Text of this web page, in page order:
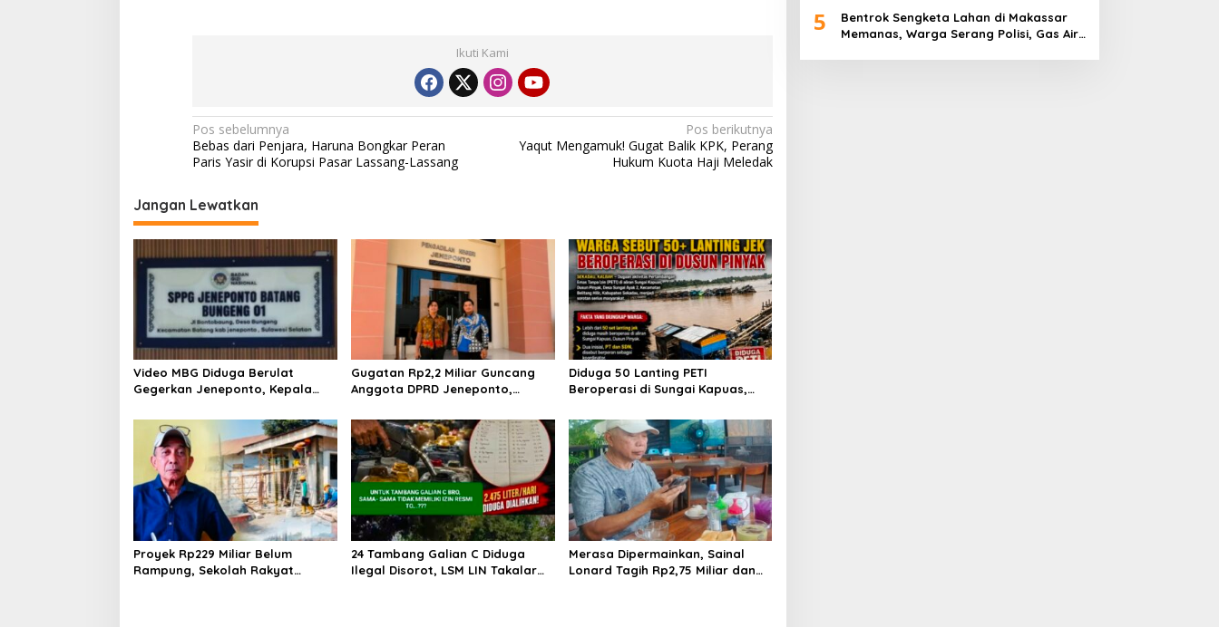
Ikuti Kami
N
a
i
g
a
s
i
p
o
s
Pos sebelumnya
Bebas dari Penjara, Haruna Bongkar Peran
Paris Yasir di Korupsi Pasar Lassang-Lassang
Pos berikutnya
Yaqut Mengamuk! Gugat Balik KPK, Perang
Hukum Kuota Haji Meledak
Jangan Lewatkan
Video MBG Diduga Berulat
Gegerkan Jeneponto, Kepala
Gugatan Rp2,2 Miliar Guncang
Anggota DPRD Jeneponto,
Pembuktian
Diduga 50 Lanting PETI
Beroperasi di Sungai Kapuas,
Aktor di Balik Tambang Emas
Ilegal
Proyek Rp229 Miliar Belum
Rampung, Sekolah Rakyat
24 Tambang Galian C Diduga
Ilegal Disorot, LSM LIN Takalar
Merasa Dipermainkan, Sainal
Lonard Tagih Rp2,75 Miliar dan
5
Bentrok Sengketa Lahan di Makassar
Memanas, Warga Serang Polisi, Gas Air